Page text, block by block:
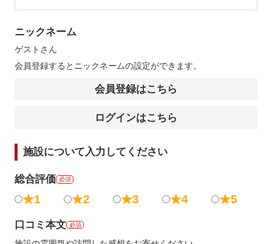
ニックネーム
ゲスト さん
会員登録するとニックネームの設定ができます。
会員登録はこちら
ログインはこちら
施設について入力してください
総合評価 必須
★1 ★2 ★3 ★4 ★5
口コミ本文 必須